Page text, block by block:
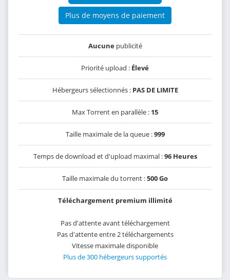
Plus de moyens de paiement
Aucunepublicité
Priorité upload : Élevé
Hébergeurs sélectionnés : PAS DE LIMITE
Max Torrent en parallèle : 15
Taille maximale de la queue :999
Temps de download et d'upload maximal :96 Heures
Taille maximale du torrent :500 Go
Téléchargement premium illimité
Pas d'attente avant téléchargement
Pas d'attente entre 2 téléchargements
Vitesse maximale disponible
Plus de 300 hébergeurs supportés